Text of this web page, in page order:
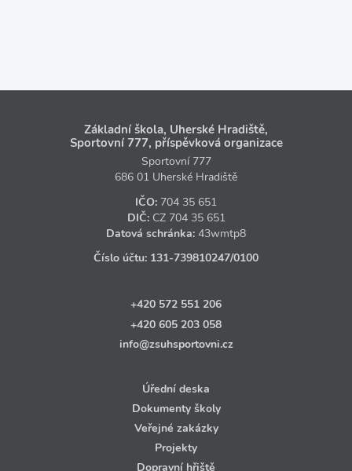
Základní škola, Uherské Hradiště,
Sportovní 777, příspěvková organizace
Sportovní 777
686 01 Uherské Hradiště
IČO: 704 35 651
DIČ: CZ 704 35 651
Datová schránka: 43wmtp8
Číslo účtu: 131‑739810247/0100
+420 572 551 206
+420 605 203 058
info@zsuhsportovni.cz
Úřední deska
Dokumenty školy
Veřejné zakázky
Projekty
Dopravní hřiště